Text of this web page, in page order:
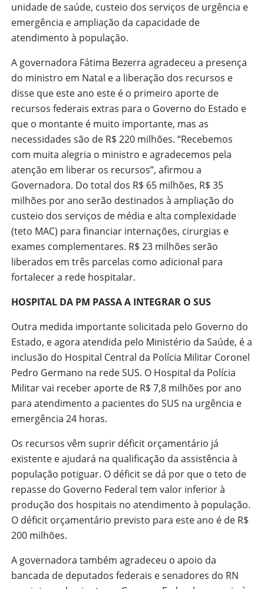
unidade de saúde, custeio dos serviços de urgência e
emergência e ampliação da capacidade de
atendimento à população.
A governadora Fátima Bezerra agradeceu a presença
do ministro em Natal e a liberação dos recursos e
disse que este ano este é o primeiro aporte de
recursos federais extras para o Governo do Estado e
que o montante é muito importante, mas as
necessidades são de R$ 220 milhões. “Recebemos
com muita alegria o ministro e agradecemos pela
atenção em liberar os recursos”, afirmou a
Governadora. Do total dos R$ 65 milhões, R$ 35
milhões por ano serão destinados à ampliação do
custeio dos serviços de média e alta complexidade
(teto MAC) para financiar internações, cirurgias e
exames complementares. R$ 23 milhões serão
liberados em três parcelas como adicional para
fortalecer a rede hospitalar.
HOSPITAL DA PM PASSA A INTEGRAR O SUS
Outra medida importante solicitada pelo Governo do
Estado, e agora atendida pelo Ministério da Saúde, é a
inclusão do Hospital Central da Polícia Militar Coronel
Pedro Germano na rede SUS. O Hospital da Polícia
Militar vai receber aporte de R$ 7,8 milhões por ano
para atendimento a pacientes do SUS na urgência e
emergência 24 horas.
Os recursos vêm suprir déficit orçamentário já
existente e ajudará na qualificação da assistência à
população potiguar. O déficit se dá por que o teto de
repasse do Governo Federal tem valor inferior à
produção dos hospitais no atendimento à população.
O déficit orçamentário previsto para este ano é de R$
200 milhões.
A governadora também agradeceu o apoio da
bancada de deputados federais e senadores do RN